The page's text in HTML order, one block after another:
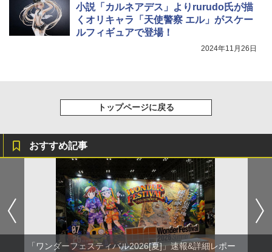
小説「カルネアデス」よりrurudo氏が描
くオリキャラ「天使警察 エル」がスケー
ルフィギュアで登場！
2024年11月26日
トップページに戻る
おすすめ記事
「ワンダーフェスティバル2026[夏]」速報&詳細レポー